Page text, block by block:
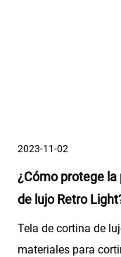
2023-11-02
¿Cómo protege
de lujo Retro
Tela de cortina de
materiales para